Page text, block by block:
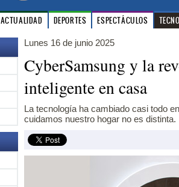
ACTUALIDAD DEPORTES ESPECTÁCULOS
Lunes 16 de junio 2025
CyberSamsung y la
inteligente en casa
La tecnología ha cambiado casi todo
cuidamos nuestro hogar no es distinta.